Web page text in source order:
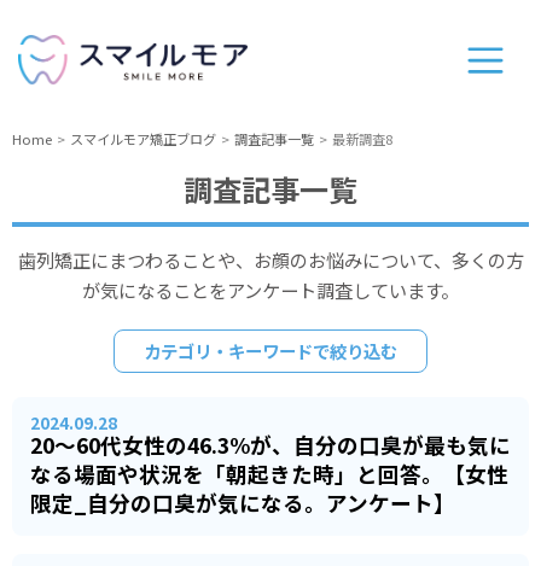
Home スマイルモア矯正ブログ 調査記事一覧 最新調査8
調査記事一覧
歯列矯正にまつわることや、お顔のお悩みについて、多くの方
が気になることをアンケート調査しています。
カテゴリ・キーワードで絞り込む
2024.09.28
20～60代女性の46.3%が、自分の口臭が最も気に
なる場面や状況を「朝起きた時」と回答。【女性
限定_自分の口臭が気になる。アンケート】